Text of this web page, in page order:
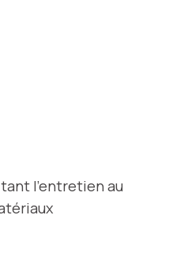
l’entretien au